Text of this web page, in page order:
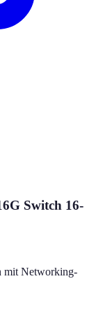
Switch 16-
mit Networking-